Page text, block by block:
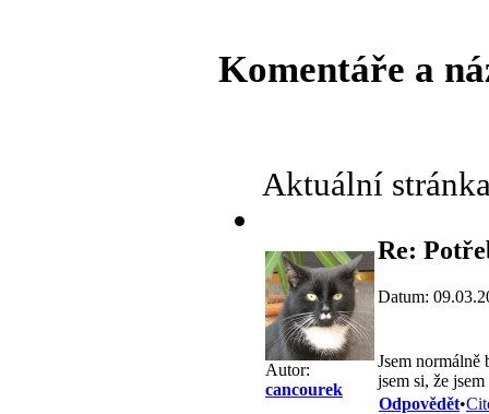
Komentáře a
Aktuální
Autor:
cancourek
Re:
Datum:
Jsem normálně
jsem si, že
Odpovědět•